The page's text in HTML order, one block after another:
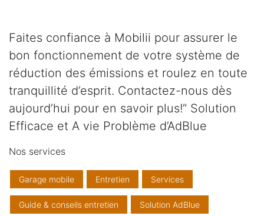
Faites confiance à Mobilii pour assurer le
bon fonctionnement de votre système de
réduction des émissions et roulez en toute
tranquillité d’esprit. Contactez-nous dès
aujourd’hui pour en savoir plus!” Solution
Efficace et A vie Problème d’AdBlue
Nos services
Garage mobile Entretien Services
Guide & conseils entretien Solution AdBlue